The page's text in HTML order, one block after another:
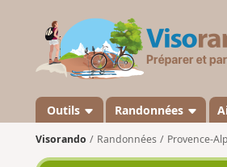
Outils Randonnées
Visorando Randonnées Provence-